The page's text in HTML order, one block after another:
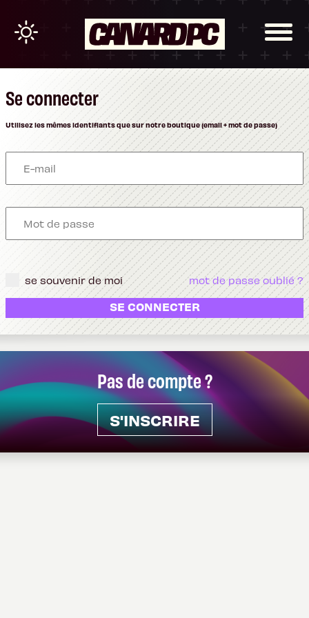
Pas de compte ?
S'INSCRIRE
Se connecter
Utilisez les mêmes identifiants que sur notre boutique (email + mot de passe)
se souvenir de moi mot de passe oublié ?
SE CONNECTER